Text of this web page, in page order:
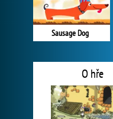
Sausage Dog
O hře